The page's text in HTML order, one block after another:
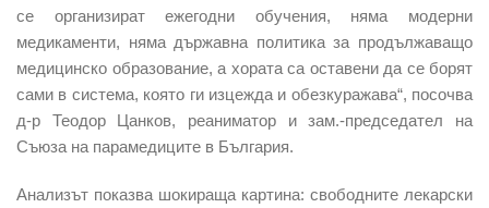
се организират ежегодни обучения, няма модерни
медикаменти, няма държавна политика за продължаващо
медицинско образование, а хората са оставени да се борят
сами в система, която ги изцежда и обезкуражава“, посочва
д-р Теодор Цанков, реаниматор и зам.-председател на
Съюза на парамедиците в България.
Анализът показва шокираща картина: свободните лекарски